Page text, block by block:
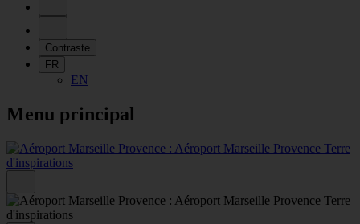
Contraste
FR
EN
Menu principal